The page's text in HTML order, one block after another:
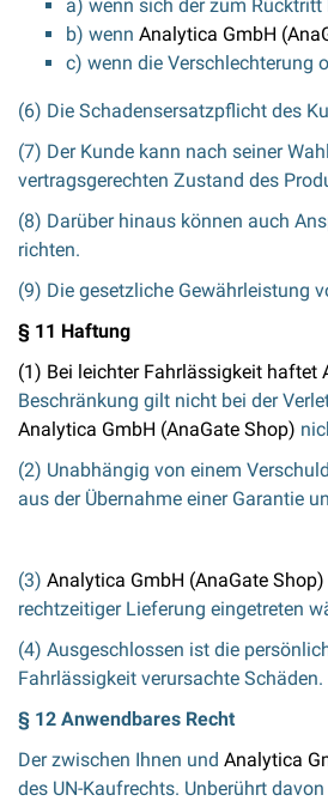
a) wenn sich der zum
b) wenn Analytica GmbH
c) wenn die Verschlechterung
(6) Die Schadensersatzpflicht des
(7) Der Kunde kann nach seiner
vertragsgerechten Zustand des
(8) Darüber hinaus können auch
richten.
(9) Die gesetzliche Gewährleistung
§ 11 Haftung
(1) Bei leichter Fahrlässigkeit haftet
Beschränkung gilt nicht bei der
Analytica GmbH (AnaGate Shop)
(2) Unabhängig von einem
aus der Übernahme einer Garantie
(3) Analytica GmbH (AnaGate Shop)
rechtzeitiger Lieferung eingetreten
(4) Ausgeschlossen ist die
Fahrlässigkeit verursachte Schäden.
§ 12 Anwendbares Recht
Der zwischen Ihnen und Analytica
des UN-Kaufrechts. Unberührt